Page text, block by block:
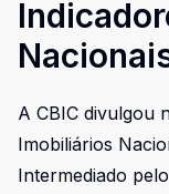
crescer.
A CBIC divulgou
Imobiliários
Intermediado